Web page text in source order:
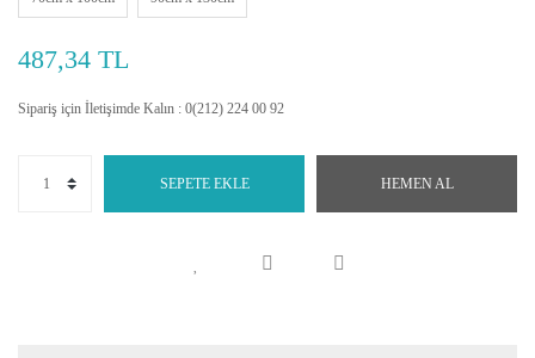
487,34 TL
Sipariş için İletişimde Kalın : 0(212) 224 00 92
SEPETE EKLE HEMEN AL